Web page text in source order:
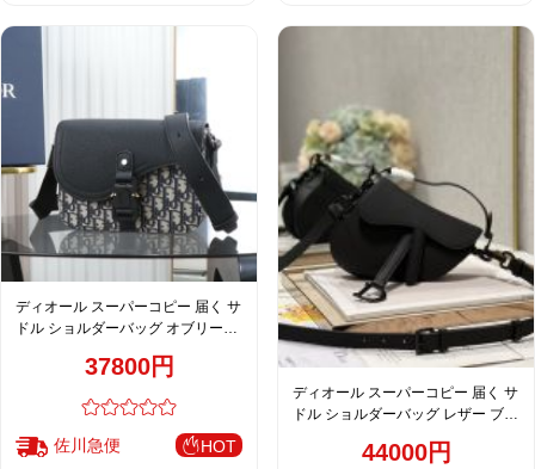
ディオール スーパーコピー 届く サ
ドル ショルダーバッグ オブリーク
37800円
佐川急便 HOT
ディオール スーパーコピー 届く サ
ドル ショルダーバッグ レザー ブラ
44000円